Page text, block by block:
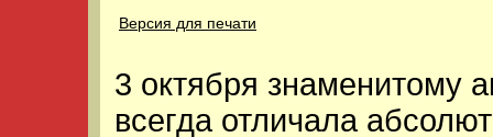
Версия для печати
3 октября знаменитому
всегда отличала